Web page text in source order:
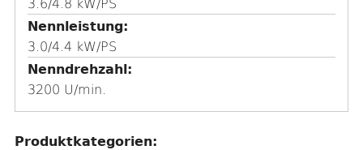
3.6/4.8 kW/PS
Nennleistung
3.0/4.4 kW/PS
Nenndrehzahl
3200 U/min.
Produktkategorien: